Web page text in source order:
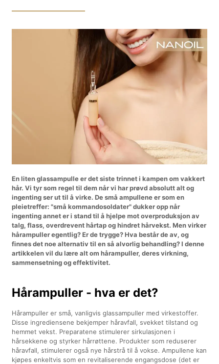
En liten glassampulle er det siste trinnet i kampen om vakkert
hår. Vi tyr som regel til dem når vi har prøvd absolutt alt og
ingenting ser ut til å virke. De små ampullene er som en
pleietreffer: "små kommandosoldater" dukker opp når
ingenting annet er i stand til å hjelpe mot overproduksjon av
talg, flass, overdrevent hårtap og hindret hårvekst. Men virker
hårampuller egentlig? Er de trygge? Hva består de av, og
finnes det noe alternativ til en så alvorlig behandling? I denne
artikkelen vil du lære alt om hårampuller, deres virkning,
sammensetning og effektivitet.
Hårampuller - hva er det?
Hårampuller er små, vanligvis glassampuller med virkestoffer.
Disse ingrediensene bekjemper håravfall, svekket tilstand og
hemmet vekst. Preparatene stimulerer sirkulasjonen i
hårsekkene og styrker hårrøttene. Produkter som reduserer
håravfall, stimulerer også nye hårstrå til å vokse. Ampullene kan
kjøpes enkeltvis som en revitaliserende engangsdose (det er